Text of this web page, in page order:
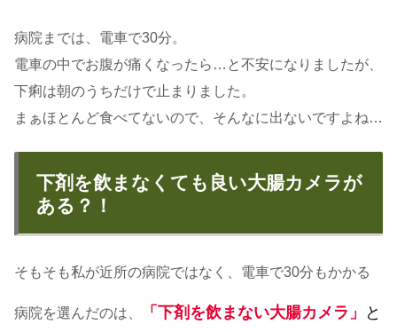
病院までは、電車で30分。
電車の中でお腹が痛くなったら…と不安になりましたが、
下痢は朝のうちだけで止まりました。
まぁほとんど食べてないので、そんなに出ないですよね…
下剤を飲まなくても良い大腸カメラが
ある？！
そもそも私が近所の病院ではなく、電車で30分もかかる
病院を選んだのは、 「下剤を飲まない大腸カメラ」 と